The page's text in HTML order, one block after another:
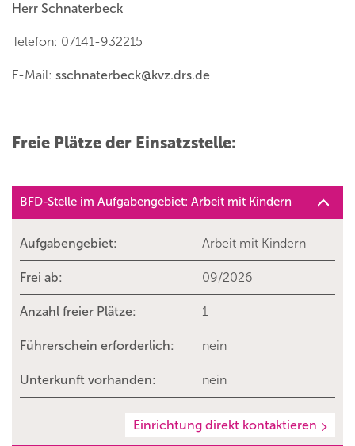
Herr Schnaterbeck
Telefon: 07141-932215
E-Mail: sschnaterbeck@kvz.drs.de
Freie Plätze der Einsatzstelle:
BFD-Stelle im Aufgabengebiet: Arbeit mit Kindern
Aufgabengebiet: Arbeit mit Kindern
Frei ab: 09/2026
Anzahl freier Plätze: 1
Führerschein erforderlich: nein
Unterkunft vorhanden: nein
Einrichtung direkt kontaktieren